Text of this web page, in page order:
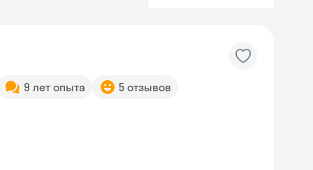
9 лет опыта 5 отзывов